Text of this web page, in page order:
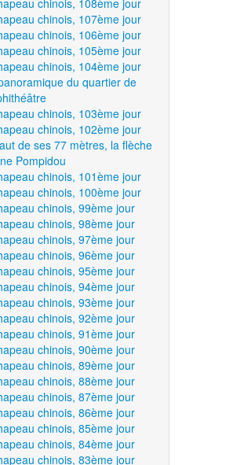
chinois, 107ème jour
chinois, 106ème jour
chinois, 105ème jour
chinois, 104ème jour
du quartier de
chinois, 103ème jour
chinois, 102ème jour
de ses 77 mètres, la flèche
Pompidou
chinois, 101ème jour
chinois, 100ème jour
chinois, 99ème jour
chinois, 98ème jour
chinois, 97ème jour
chinois, 96ème jour
chinois, 95ème jour
chinois, 94ème jour
chinois, 93ème jour
chinois, 92ème jour
chinois, 91ème jour
chinois, 90ème jour
chinois, 89ème jour
chinois, 88ème jour
chinois, 87ème jour
chinois, 86ème jour
chinois, 85ème jour
chinois, 84ème jour
chinois, 83ème jour